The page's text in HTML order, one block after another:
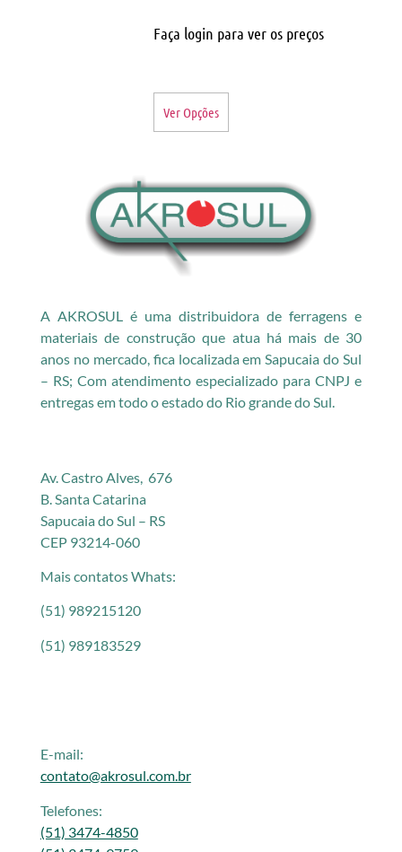
Faça login para ver os preços
Ver Opções
A AKROSUL é uma distribuidora de ferragens e
materiais de construção que atua há mais de 30
anos no mercado, fica localizada em Sapucaia do Sul
– RS; Com atendimento especializado para CNPJ e
entregas em todo o estado do Rio grande do Sul.
Av. Castro Alves, 676
B. Santa Catarina
Sapucaia do Sul – RS
CEP 93214-060
Mais contatos Whats:
(51) 989215120
(51) 989183529
E-mail:
contato@akrosul.com.br
Telefones:
(51) 3474-4850